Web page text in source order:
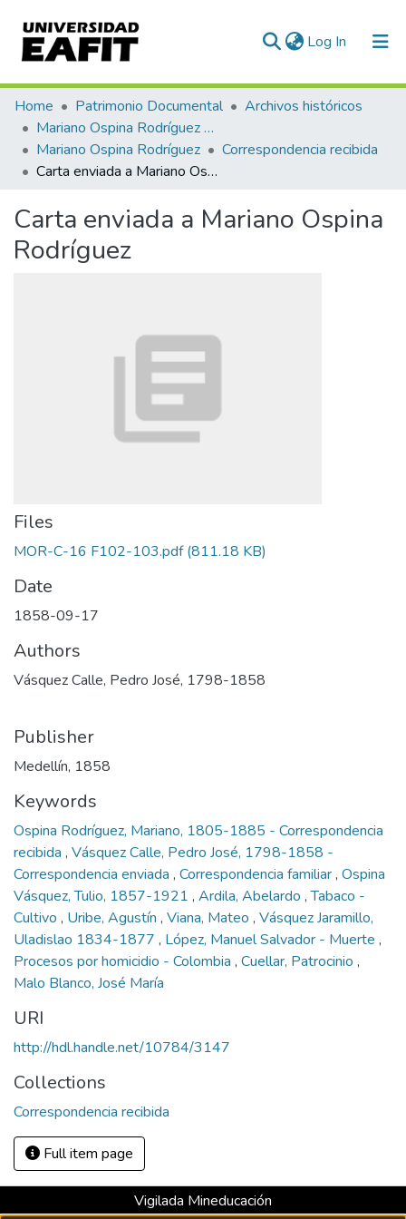
Log In (current)
Communities & Collections
All of DSpace
Statistics
Home Patrimonio Documental
Archivos históricos
Mariano Ospina Rodríguez (1826 -1912)
Mariano Ospina Rodríguez
Correspondencia recibida
Carta enviada a Mariano Ospina Rodríguez
Carta enviada a Mariano Ospina
Rodríguez
Files
MOR-C-16 F102-103.pdf(811.18 KB)
Date
1858-09-17
Authors
Vásquez Calle, Pedro José, 1798-1858
Publisher
Medellín, 1858
Keywords
Ospina Rodríguez, Mariano, 1805-1885 - Correspondencia
recibida , Vásquez Calle, Pedro José, 1798-1858 -
Correspondencia enviada , Correspondencia familiar, Ospina
Vásquez, Tulio, 1857-1921 , Ardila, Abelardo ,Tabaco -
Cultivo , Uribe, Agustín , Viana, Mateo , Vásquez Jaramillo,
Uladislao 1834-1877 , López, Manuel Salvador - Muerte ,
Procesos por homicidio - Colombia , Cuellar, Patrocinio ,
Malo Blanco, José María
URI
http://hdl.handle.net/10784/3147
Collections
Correspondencia recibida
Full item page
Vigilada Mineducación